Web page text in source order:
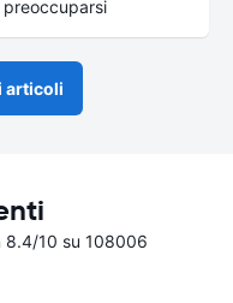
articoli
8.4/10 su 108006